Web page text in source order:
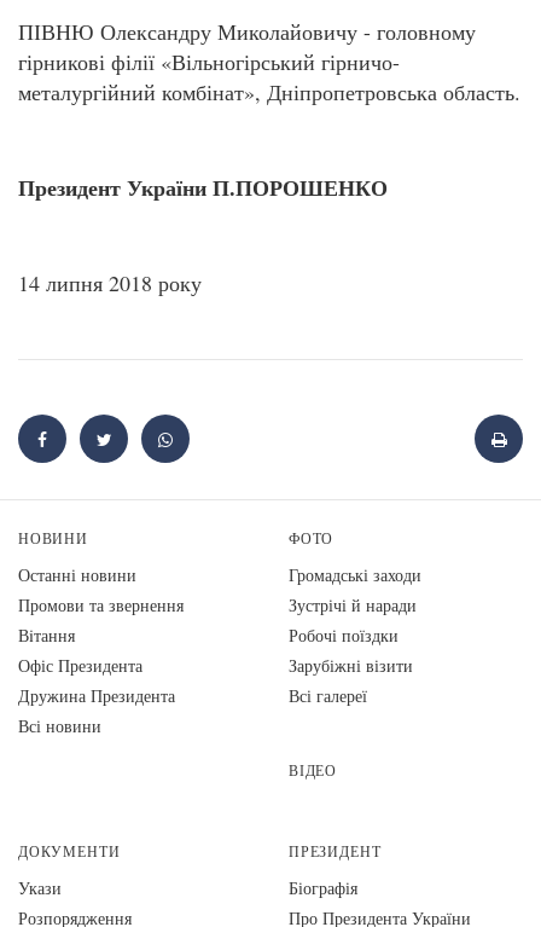
ПІВНЮ Олександру Миколайовичу - головному
гірникові філії «Вільногірський гірничо-
металургійний комбінат», Дніпропетровська область.
Президент України П.ПОРОШЕНКО
14 липня 2018 року
НОВИНИ
Останні новини
Промови та звернення
Вiтання
Офіс Президента
Дружина Президента
Всі новини
ФОТО
Громадські заходи
Зустрічі й наради
Робочі поїздки
Зарубіжні візити
Всі галереї
ВІДЕО
ДОКУМЕНТИ
Укази
Розпорядження
ПРЕЗИДЕНТ
Біографія
Про Президента України